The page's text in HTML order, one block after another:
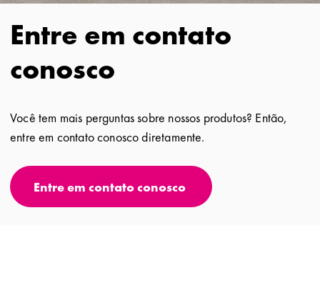
Entre em contato
conosco
Você tem mais perguntas sobre nossos produtos? Então,
entre em contato conosco diretamente.
Entre em contato conosco